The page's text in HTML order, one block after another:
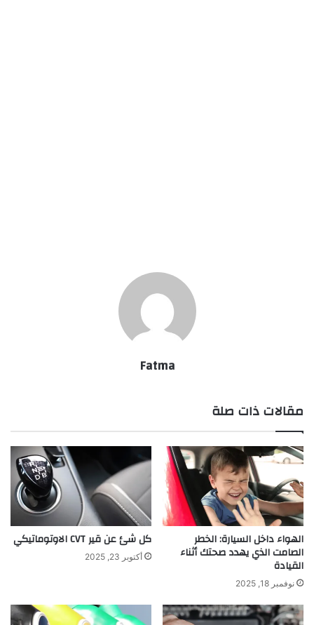
Fatma
مقالات ذات صلة
الهواء داخل السيارة: الخطر
الصامت الذي يهدد صحتك أثناء
القيادة
نوفمبر 18, 2025
كل شئ عن قير CVT الاوتوماتيكي
أكتوبر 23, 2025